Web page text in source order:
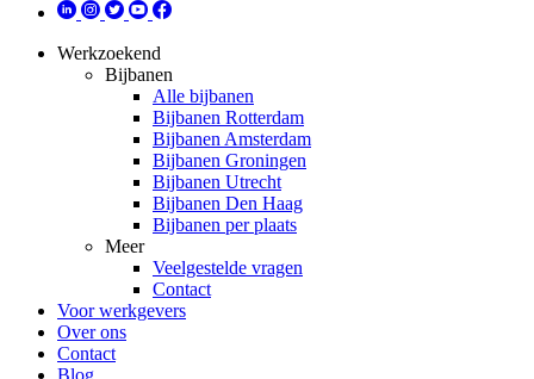
Werkzoekend
Bijbanen
Alle bijbanen
Bijbanen Rotterdam
Bijbanen Amsterdam
Bijbanen Groningen
Bijbanen Utrecht
Bijbanen Den Haag
Bijbanen per plaats
Meer
Veelgestelde vragen
Contact
Voor werkgevers
Over ons
Contact
Blog